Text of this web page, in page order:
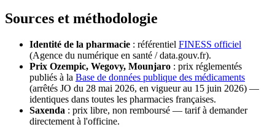
Sources et méthodologie
Identité de la pharmacie : référentiel FINESS officiel
(Agence du numérique en santé / data.gouv.fr).
Prix Ozempic, Wegovy, Mounjaro : prix réglementés
publiés à la Base de données publique des médicaments
(arrêtés JO du 28 mai 2026, en vigueur au 15 juin 2026) —
identiques dans toutes les pharmacies françaises.
Saxenda : prix libre, non remboursé — tarif à demander
directement à l'officine.